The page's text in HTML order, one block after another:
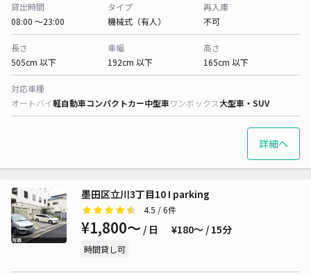
貸出時間
08:00 〜23:00
タイプ
機械式（有人）
再入庫
不可
長さ
505cm 以下
車幅
192cm 以下
高さ
165cm 以下
対応車種
オートバイ軽自動車コンパクトカー中型車ワンボックス大型車・SUV
詳細へ
墨田区立川3丁目10 I parking
4.5 / 6件
¥1,800〜 / 日 ¥180〜 / 15分
時間貸し可